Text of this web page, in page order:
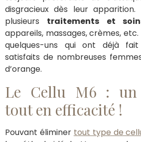
disgracieux dès leur
plusieurs traitements et
appareils, massages, crèmes,
quelques-uns qui ont déjà
satisfaits de nombreuses
d’orange.
Le Cellu M6 : un
tout en efficacité !
Pouvant éliminer tout type de